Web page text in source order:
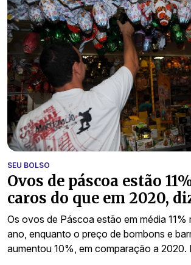
SEU BOLSO
Ovos de páscoa estão
caros do que em 2020,
Os ovos de Páscoa estão em média 11%
ano, enquanto o preço de bombons e
aumentou 10%, em comparação a 2020.